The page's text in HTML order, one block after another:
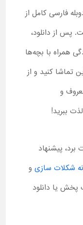
فارسی کامل از
پس از دانلود،
همراه با بچه‌ها
تماشا کنید و از
و
ببرید!
برد، پیشنهاد
شکلات سازی و
پخش یا دانلود